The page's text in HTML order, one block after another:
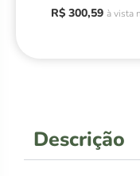
R$300,59 à vista
Descrição